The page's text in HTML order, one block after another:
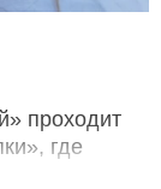
проходит
где